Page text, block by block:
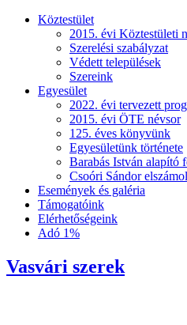
Köztestület
2015. évi Köztestületi
Szerelési szabályzat
Védett települések
Szereink
Egyesület
2022. évi tervezett
2015. évi ÖTE névsor
125. éves könyvünk
Egyesületünk története
Barabás István alapító
Csoóri Sándor
Események és galéria
Támogatóink
Elérhetőségeink
Adó 1%
Vasvári szerek